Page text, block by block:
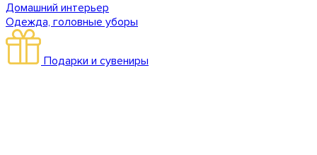
Домашний интерьер
Одежда, головные уборы
Подарки и сувениры